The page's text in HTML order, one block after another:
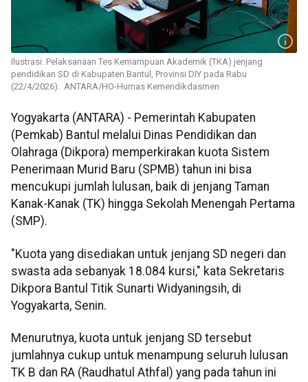
Ilustrasi: Pelaksanaan Tes Kemampuan Akademik (TKA) jenjang
pendidikan SD di Kabupaten Bantul, Provinsi DIY pada Rabu
(22/4/2026). ANTARA/HO-Humas Kemendikdasmen
Yogyakarta (ANTARA) - Pemerintah Kabupaten
(Pemkab) Bantul melalui Dinas Pendidikan dan
Olahraga (Dikpora) memperkirakan kuota Sistem
Penerimaan Murid Baru (SPMB) tahun ini bisa
mencukupi jumlah lulusan, baik di jenjang Taman
Kanak-Kanak (TK) hingga Sekolah Menengah Pertama
(SMP).
"Kuota yang disediakan untuk jenjang SD negeri dan
swasta ada sebanyak 18.084 kursi," kata Sekretaris
Dikpora Bantul Titik Sunarti Widyaningsih, di
Yogyakarta, Senin.
Menurutnya, kuota untuk jenjang SD tersebut
jumlahnya cukup untuk menampung seluruh lulusan
TK B dan RA (Raudhatul Athfal) yang pada tahun ini